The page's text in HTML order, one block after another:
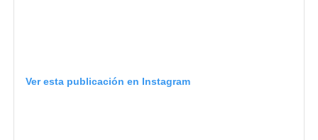
Ver esta publicación en Instagram